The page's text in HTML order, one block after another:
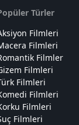
Türler
Filmleri
Filmleri
Filmler
Filmleri
Filmleri
Filmleri
Filmleri
Filmleri